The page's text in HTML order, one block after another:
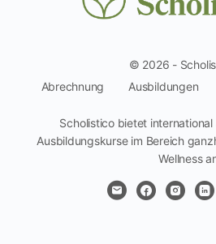
© 2026 -
Abrechnung
Ausbildungen
Scholistico bietet
Ausbildungskurse im Bereich
Wellness